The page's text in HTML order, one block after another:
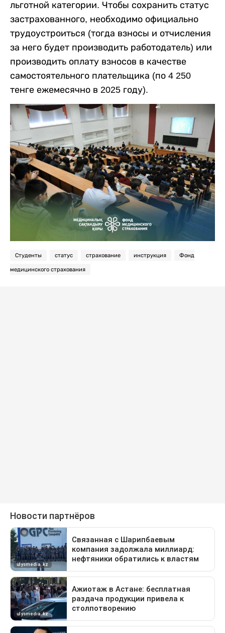
льготной категории. Чтобы сохранить статус
застрахованного, необходимо официально
трудоустроиться (тогда взносы и отчисления
за него будет производить работодатель) или
производить оплату взносов в качестве
самостоятельного плательщика (по 4 250
тенге ежемесячно в 2025 году).
Студенты статус страхование инструкция Фонд
медицинского страхования